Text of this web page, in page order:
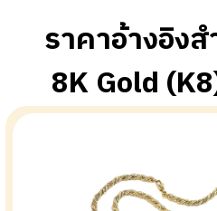
ราคาอ้างอิง
8K Gold